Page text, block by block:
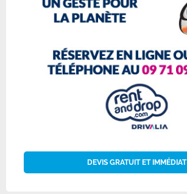
DEVIS GRATUIT ET IMMÉDIAT